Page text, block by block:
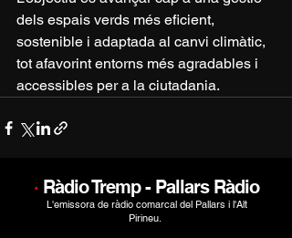
dels espais verds més eficient,
sostenible i adaptada al canvi climàtic,
tot afavorint entorns més agradables i
accessibles per a la ciutadania.
· Ràdio Tremp - Pallars Ràdio
L'emissora de ràdio comarcal del Pallars i l'Alt
Pirineu.